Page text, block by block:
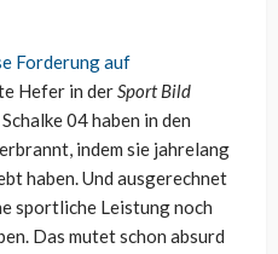
Forderung auf
Hefer in derSport Bild
04 haben in den
indem sie jahrelang
haben. Und ausgerechnet
sportliche Leistung noch
Das mutet schon absurd